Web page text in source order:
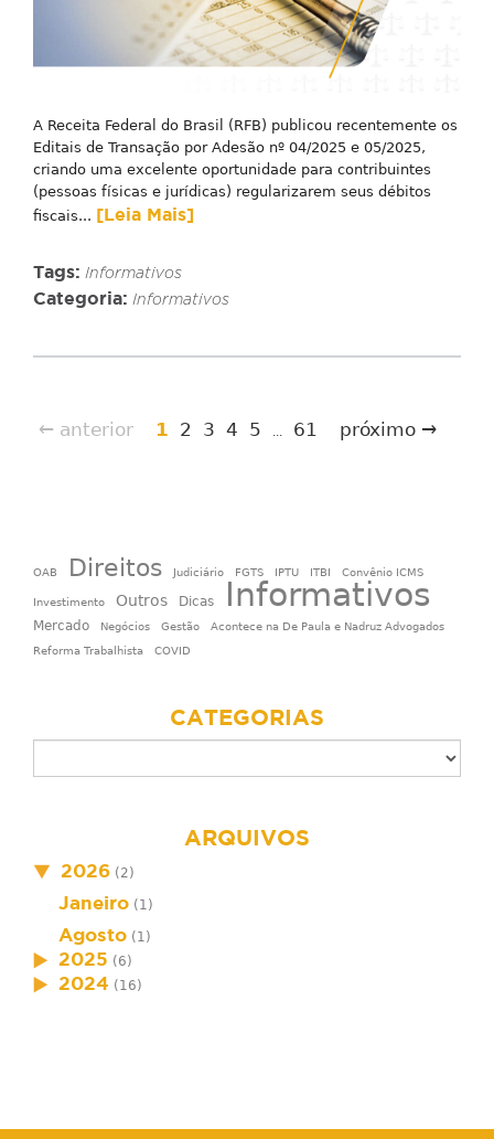
A Receita Federal do Brasil (RFB) publicou recentemente os
Editais de Transação por Adesão nº 04/2025 e 05/2025,
criando uma excelente oportunidade para contribuintes
(pessoas físicas e jurídicas) regularizarem seus débitos
fiscais... [Leia Mais]
Tags: Informativos
Categoria: Informativos
← anterior 1 2 3 4 5 ... 61 próximo →
OAB Direitos Judiciário FGTS IPTU ITBI Convênio ICMS
Investimento Outros Dicas Informativos
Mercado Negócios Gestão
Acontece na De Paula e Nadruz Advogados
Reforma Trabalhista
COVID
CATEGORIAS
ARQUIVOS
2026 (2)
Janeiro (1)
Agosto (1)
2025 (6)
2024 (16)